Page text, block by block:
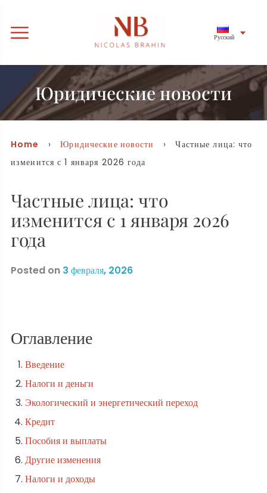
Русский
Юридические новости
Home ›Юридические новости
› Частные лица: что
изменится с 1 января 2026 года
Частные лица: что
изменится с 1 января 2026
года
Posted on 3 февраля, 2026
Оглавление
Введение
Налоги и деньги
Экологический и энергетический переход
Кредит
Пособия и выплаты
Другие изменения
Налоги и доходы